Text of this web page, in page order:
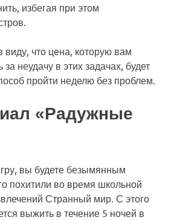
избегая при этом
что цена, которую вам
за неудачу в этих задачах, будет
пройти неделю без проблем.
«Радужные
вы будете безымянным
похитили во время школьной
Странный мир. С этого
выжить в течение 5 ночей в